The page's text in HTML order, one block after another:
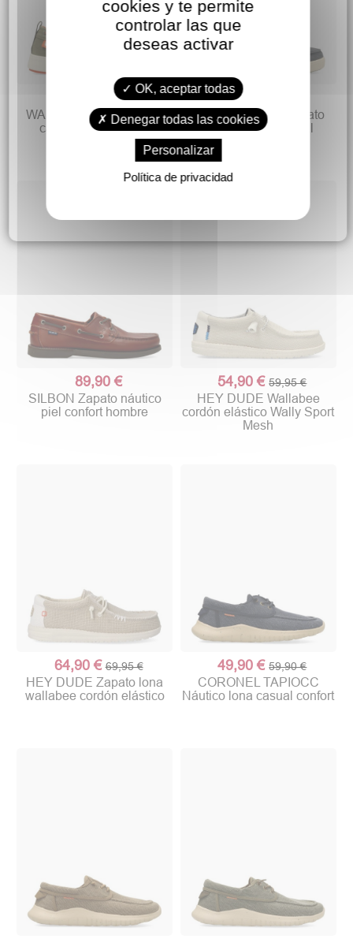
69,90 €
WALK IN PITAS Náutico
casual textil comfort
59,90 €
WALK IN PITAS Zapato
náutico textil casual
89,90 €
SILBON Zapato náutico
piel confort hombre
54,90 € 59,95 €
HEY DUDE Wallabee
cordón elástico Wally Sport
Mesh
64,90 € 69,95 €
HEY DUDE Zapato lona
wallabee cordón elástico
49,90 € 59,90 €
CORONEL TAPIOCC
Náutico lona casual confort
cookies y te permite
controlar las que
deseas activar
OK, aceptar todas
Denegar todas las cookies
Personalizar
Política de privacidad